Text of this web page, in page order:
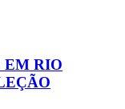
EM RIO